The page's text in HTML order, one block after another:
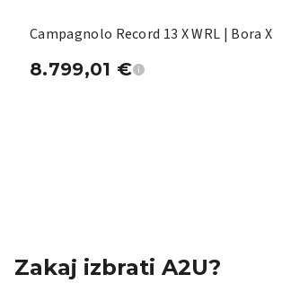
Campagnolo Record 13 X WRL | Bora X
8.799,01 €
Zakaj izbrati A2U?